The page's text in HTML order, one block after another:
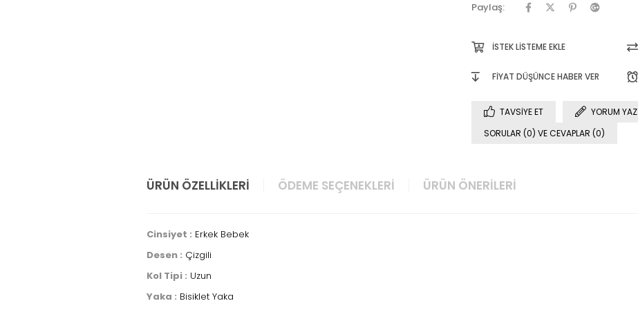
Paylaş:
İSTEK LISTEME EKLE
FIYAT DÜŞÜNCE HABER VER
TAVSIYE ET
YORUM YAZ
SORULAR (0) VE CEVAPLAR (0)
ÜRÜN ÖZELLIKLERI ÖDEME SEÇENEKLERI ÜRÜN ÖNERILERI
Cinsiyet : Erkek Bebek
Desen : Çizgili
Kol Tipi : Uzun
Yaka : Bisiklet Yaka